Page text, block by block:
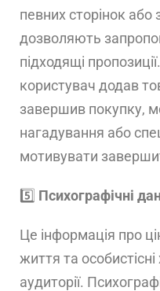
певних сторінок
дозволяють
підходящі
користувач додав
завершив покупку,
нагадування або
мотивувати
5️⃣ Психографічні
Це інформація про
життя та
аудиторії.